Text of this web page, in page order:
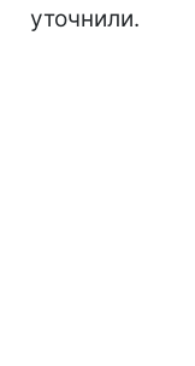
уточнили.